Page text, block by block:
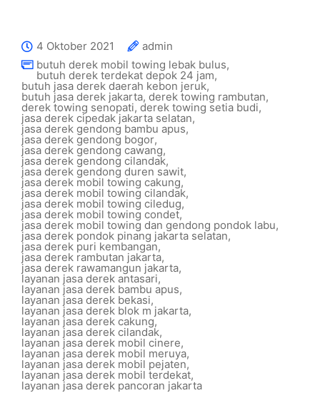
4 Oktober 2021
admin
butuh derek mobil towing lebak bulus,
butuh derek terdekat depok 24 jam,
butuh jasa derek daerah kebon jeruk,
butuh jasa derek jakarta, derek towing rambutan,
derek towing senopati, derek towing setia budi,
jasa derek cipedak jakarta selatan,
jasa derek gendong bambu apus,
jasa derek gendong bogor,
jasa derek gendong cawang,
jasa derek gendong cilandak,
jasa derek gendong duren sawit,
jasa derek mobil towing cakung,
jasa derek mobil towing cilandak,
jasa derek mobil towing ciledug,
jasa derek mobil towing condet,
jasa derek mobil towing dan gendong pondok labu,
jasa derek pondok pinang jakarta selatan,
jasa derek puri kembangan,
jasa derek rambutan jakarta,
jasa derek rawamangun jakarta,
layanan jasa derek antasari,
layanan jasa derek bambu apus,
layanan jasa derek bekasi,
layanan jasa derek blok m jakarta,
layanan jasa derek cakung,
layanan jasa derek cilandak,
layanan jasa derek mobil cinere,
layanan jasa derek mobil meruya,
layanan jasa derek mobil pejaten,
layanan jasa derek mobil terdekat,
layanan jasa derek pancoran jakarta